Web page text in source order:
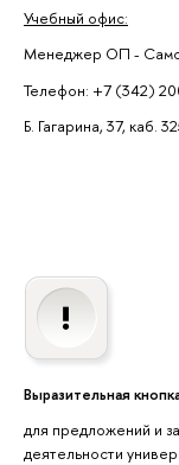
Учебный офис:
Менеджер ОП -
Телефон: +7 (342)
Б. Гагарина, 37, каб.
Выразительная
для предложений и
деятельности